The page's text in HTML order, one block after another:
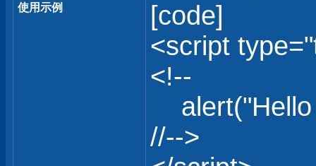
使用示例
[code]
<script
<!--
alert("Hello
//-->